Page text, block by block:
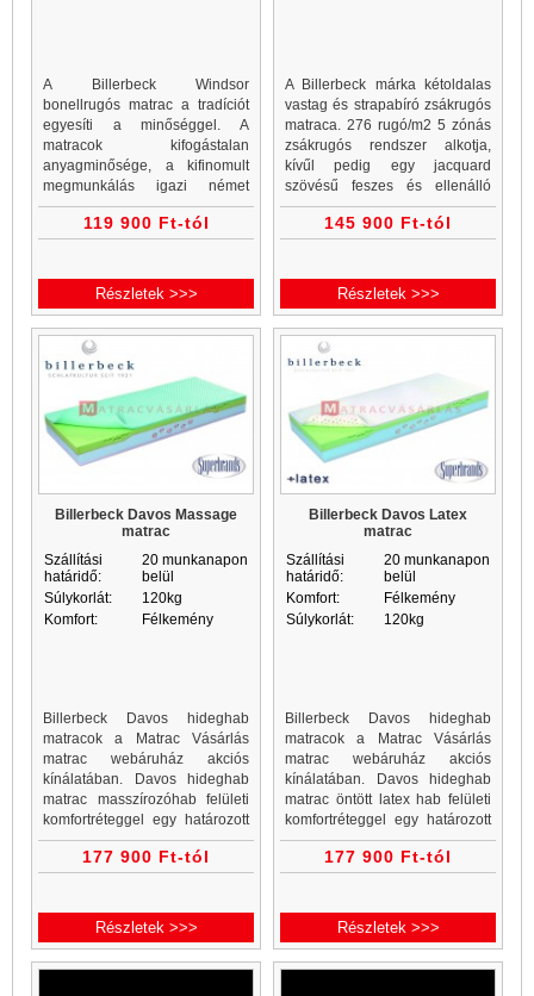
A Billerbeck Windsor
bonellrugós matrac a tradíciót
egyesíti a minőséggel. A
matracok kifogástalan
anyagminősége, a kifinomult
megmunkálás igazi német
minőség. A Billerbeck Windsor
matrac akciós áron jelenleg
119 900 Ft-tól
Részletek >>>
A Billerbeck márka kétoldalas
vastag és strapabíró zsákrugós
matraca. 276 rugó/m2 5 zónás
zsákrugós rendszer alkotja,
kívűl pedig egy jacquard
szövésű feszes és ellenálló
igényes fix élvarrással ellátott
matrachuzat található.
145 900 Ft-tól
Részletek >>>
Billerbeck Davos Massage
matrac
Szállítási
határidő:
20 munkanapon
belül
Súlykorlát:
120kg
Komfort:
Félkemény
Billerbeck Davos hideghab
matracok a Matrac Vásárlás
matrac webáruház akciós
kínálatában. Davos hideghab
matrac masszírozóhab felületi
komfortréteggel egy határozott
alátámasztású 7 zónás
matracot alkot.
177 900 Ft-tól
Részletek >>>
Billerbeck Davos Latex
matrac
Szállítási
határidő:
20 munkanapon
belül
Komfort:
Félkemény
Súlykorlát:
120kg
Billerbeck Davos hideghab
matracok a Matrac Vásárlás
matrac webáruház akciós
kínálatában. Davos hideghab
matrac öntött latex hab felületi
komfortréteggel egy határozott
alátámasztású 7 zónás
matracot alkot.
177 900 Ft-tól
Részletek >>>